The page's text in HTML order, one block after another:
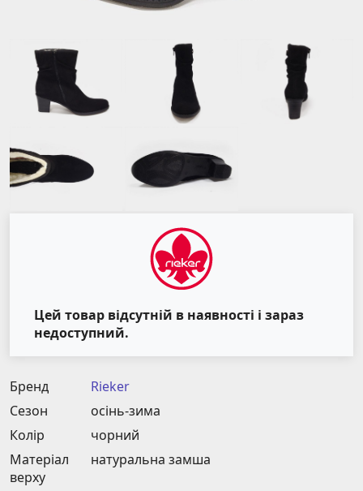
Цей товар відсутній в наявності і зараз
недоступний.
Бренд
Rieker
Сезон
осінь-зима
Колір
чорний
Матеріал
верху
натуральна замша